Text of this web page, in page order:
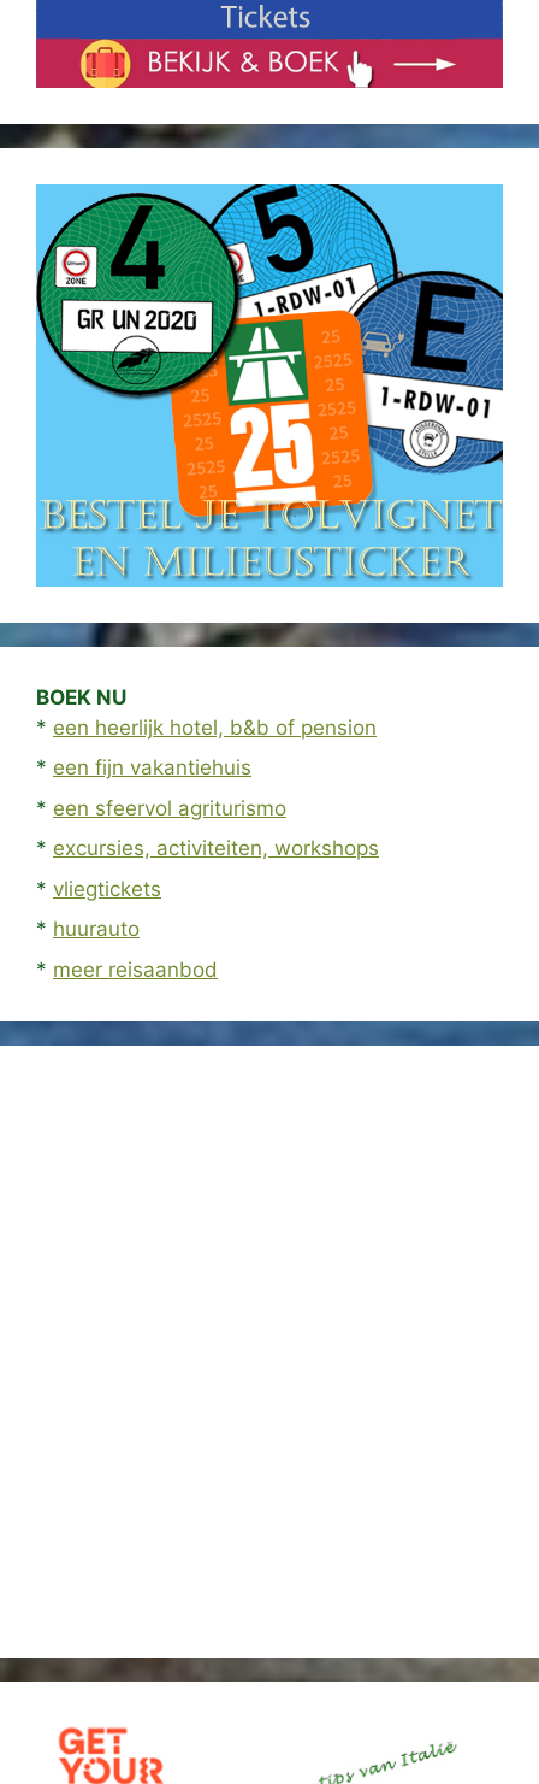
BOEK NU
* een heerlijk hotel, b&b of pension
* een fijn vakantiehuis
* een sfeervol agriturismo
* excursies, activiteiten, workshops
* vliegtickets
* huurauto
* meer reisaanbod